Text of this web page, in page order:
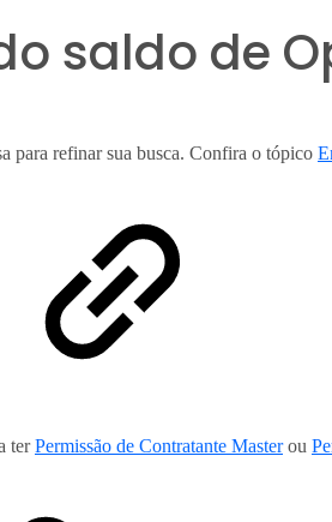
saldo de
para refinar sua busca. Confira o tópico
terPermissão de Contratante Masterou